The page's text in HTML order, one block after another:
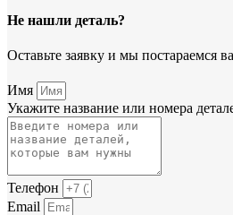
Не нашли деталь?
Оставьте заявку и мы постараемся
Имя
Укажите название или номера
Телефон
Email